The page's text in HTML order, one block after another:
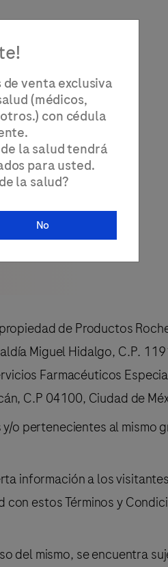
venta exclusiva
(médicos,
con cédula
la salud tendrá
para usted.
la salud?
No
de Productos
Miguel Hidalgo, C.P.
Farmacéuticos
C.P 04100, Ciudad de
o pertenecientes al mismo
información a los
estos Términos y
del mismo, se encuentra